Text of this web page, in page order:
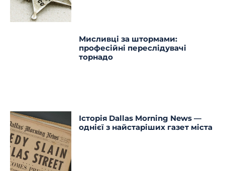
Мисливці за штормами:
професійні переслідувачі
торнадо
Історія Dallas Morning News —
однієї з найстаріших газет міста